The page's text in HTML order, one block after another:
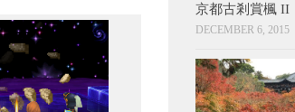
京都古剎賞楓 II
DECEMBER 6, 2015